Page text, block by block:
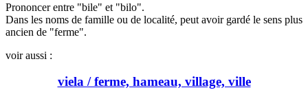
Prononcer entre "bile" et "bilo".
Dans les noms de famille ou de localité, peut avoir gardé le sens plus
ancien de "ferme".
voir aussi :
viela / ferme, hameau, village, ville